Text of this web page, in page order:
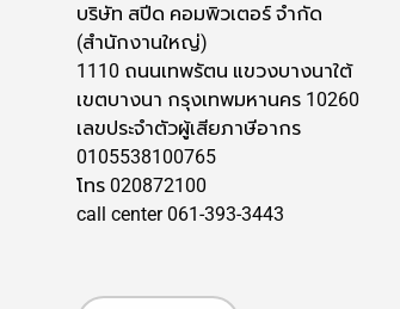
บริษัท สปีด คอมพิวเตอร์ จำกัด
(สำนักงานใหญ่)
1110 ถนนเทพรัตน แขวงบางนาใต้
เขตบางนา กรุงเทพมหานคร 10260
เลขประจำตัวผู้เสียภาษีอากร
0105538100765
โทร 020872100
call center 061-393-3443